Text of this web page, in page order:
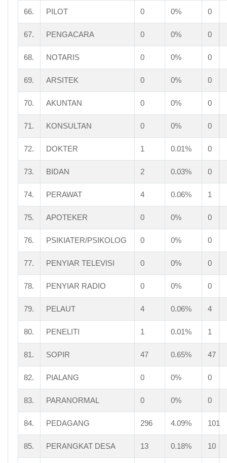
66. PILOT 0 0% 0
67. PENGACARA 0 0% 0
68. NOTARIS 0 0% 0
69. ARSITEK 0 0% 0
70. AKUNTAN 0 0% 0
71. KONSULTAN 0 0% 0
72. DOKTER 1 0.01% 0
73. BIDAN 2 0.03% 0
74. PERAWAT 4 0.06% 1
75. APOTEKER 0 0% 0
76. PSIKIATER/PSIKOLOG 0 0% 0
77. PENYIAR TELEVISI 0 0% 0
78. PENYIAR RADIO 0 0% 0
79. PELAUT 4 0.06% 4
80. PENELITI 1 0.01% 1
81. SOPIR 47 0.65% 47
82. PIALANG 0 0% 0
83. PARANORMAL 0 0% 0
84. PEDAGANG 296 4.09% 101
85. PERANGKAT DESA 13 0.18% 10